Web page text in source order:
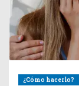
¿Cómo hacerlo?